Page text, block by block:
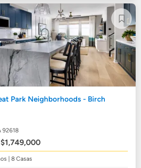
Park Neighborhoods - Birch
92618
| 8 Casas